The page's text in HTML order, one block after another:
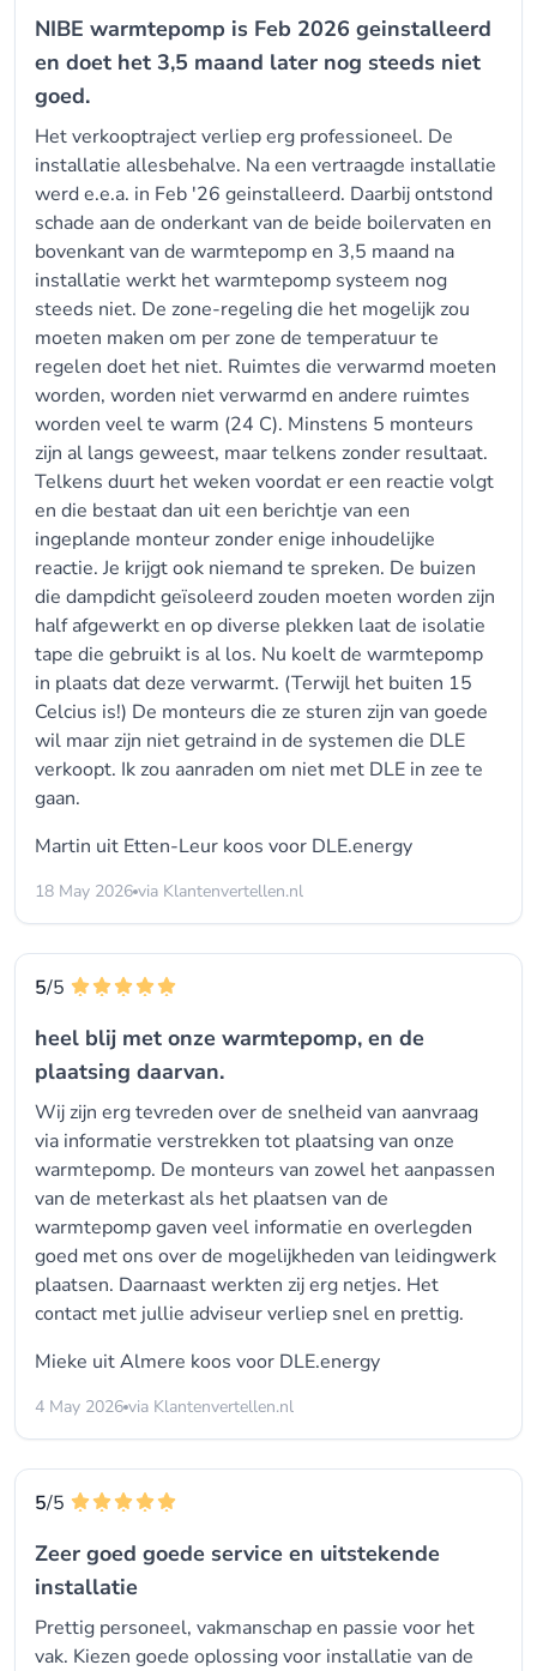
NIBE warmtepomp is Feb 2026 geinstalleerd
en doet het 3,5 maand later nog steeds niet
goed.
Het verkooptraject verliep erg professioneel. De
installatie allesbehalve. Na een vertraagde installatie
werd e.e.a. in Feb '26 geinstalleerd. Daarbij ontstond
schade aan de onderkant van de beide boilervaten en
bovenkant van de warmtepomp en 3,5 maand na
installatie werkt het warmtepomp systeem nog
steeds niet. De zone-regeling die het mogelijk zou
moeten maken om per zone de temperatuur te
regelen doet het niet. Ruimtes die verwarmd moeten
worden, worden niet verwarmd en andere ruimtes
worden veel te warm (24 C). Minstens 5 monteurs
zijn al langs geweest, maar telkens zonder resultaat.
Telkens duurt het weken voordat er een reactie volgt
en die bestaat dan uit een berichtje van een
ingeplande monteur zonder enige inhoudelijke
reactie. Je krijgt ook niemand te spreken. De buizen
die dampdicht geïsoleerd zouden moeten worden zijn
half afgewerkt en op diverse plekken laat de isolatie
tape die gebruikt is al los. Nu koelt de warmtepomp
in plaats dat deze verwarmt. (Terwijl het buiten 15
Celcius is!) De monteurs die ze sturen zijn van goede
wil maar zijn niet getraind in de systemen die DLE
verkoopt. Ik zou aanraden om niet met DLE in zee te
gaan.
Martin uit Etten-Leur koos voor DLE.energy
18 May 2026 via Klantenvertellen.nl
5/5
heel blij met onze warmtepomp, en de
plaatsing daarvan.
Wij zijn erg tevreden over de snelheid van aanvraag
via informatie verstrekken tot plaatsing van onze
warmtepomp. De monteurs van zowel het aanpassen
van de meterkast als het plaatsen van de
warmtepomp gaven veel informatie en overlegden
goed met ons over de mogelijkheden van leidingwerk
plaatsen. Daarnaast werkten zij erg netjes. Het
contact met jullie adviseur verliep snel en prettig.
Mieke uit Almere koos voor DLE.energy
4 May 2026 via Klantenvertellen.nl
5/5
Zeer goed goede service en uitstekende
installatie
Prettig personeel, vakmanschap en passie voor het
vak. Kiezen goede oplossing voor installatie van de